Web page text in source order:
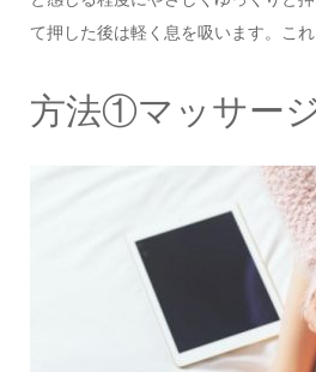
て押した後は軽く息を吸います。これ
方法①マッサー